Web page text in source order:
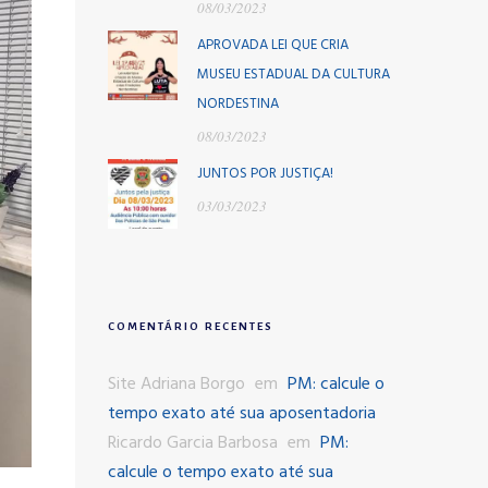
08/03/2023
APROVADA LEI QUE CRIA
MUSEU ESTADUAL DA CULTURA
NORDESTINA
08/03/2023
JUNTOS POR JUSTIÇA!
03/03/2023
COMENTÁRIO RECENTES
Site Adriana Borgo em PM: calcule o
tempo exato até sua aposentadoria
Ricardo Garcia Barbosa em PM:
calcule o tempo exato até sua